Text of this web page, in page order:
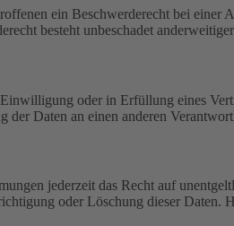
ein Beschwerderecht bei
besteht unbeschadet
oder in Erfüllung eines
der Daten an einen anderen
jederzeit das Recht auf
oder Löschung dieser Daten.